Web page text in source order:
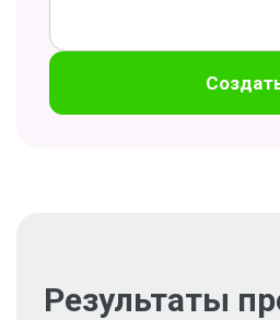
Результаты